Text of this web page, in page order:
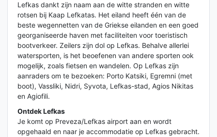
Lefkas dankt zijn naam aan de witte stranden en witte
rotsen bij Kaap Lefkatas. Het eiland heeft één van de
beste wegennetten van de Griekse eilanden en een goed
georganiseerde haven met faciliteiten voor toeristisch
bootverkeer. Zeilers zijn dol op Lefkas. Behalve allerlei
watersporten, is het beoefenen van andere sporten ook
mogelijk, zoals fietsen en wandelen. Op Lefkas zijn
aanraders om te bezoeken: Porto Katsiki, Egremni (met
boot), Vassliki, Nidri, Syvota, Lefkas-stad, Agios Nikitas
en Agiofili.
Ontdek Lefkas
Je komt op Preveza/Lefkas airport aan en wordt
opgehaald en naar je accommodatie op Lefkas gebracht.